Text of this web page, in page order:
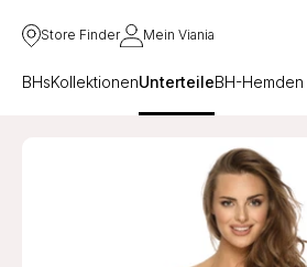
Store Finder Mein Viania
BHsKollektionenUnterteileBH-Hemden